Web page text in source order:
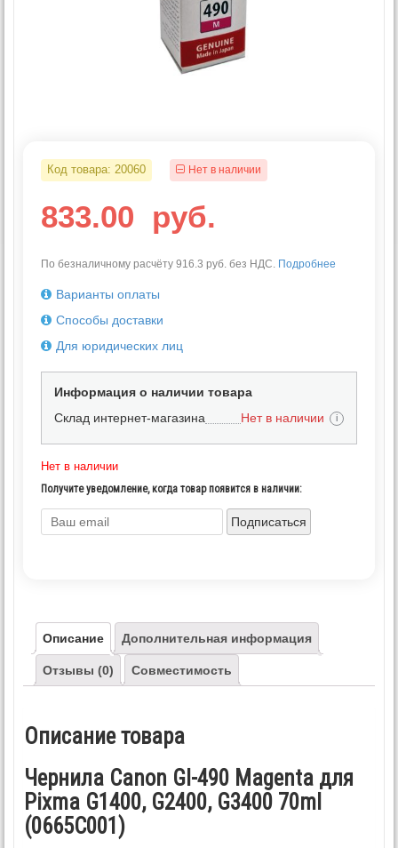
Код товара: 20060 Нет в наличии
833.00 руб.
По безналичному расчёту 916.3 руб. без НДС. Подробнее
Варианты оплаты
Способы доставки
Для юридических лиц
Информация о наличии товара
Склад интернет-магазина
Нет в наличии i
Нет в наличии
Получите уведомление, когда товар появится в наличии:
Подписаться
Описание Дополнительная информация
Отзывы (0) Совместимость
Описание товара
Чернила Canon GI-490 Magenta для
Pixma G1400, G2400, G3400 70ml
(0665C001)